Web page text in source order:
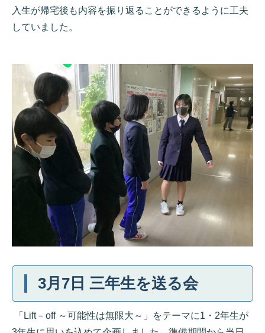
入生が帰宅後も内容を振り返ることができるように工夫
していました。
3月7日 三年生を送る会
「 Lift－ off～可能性は無限大～」をテーマに1・2年生が